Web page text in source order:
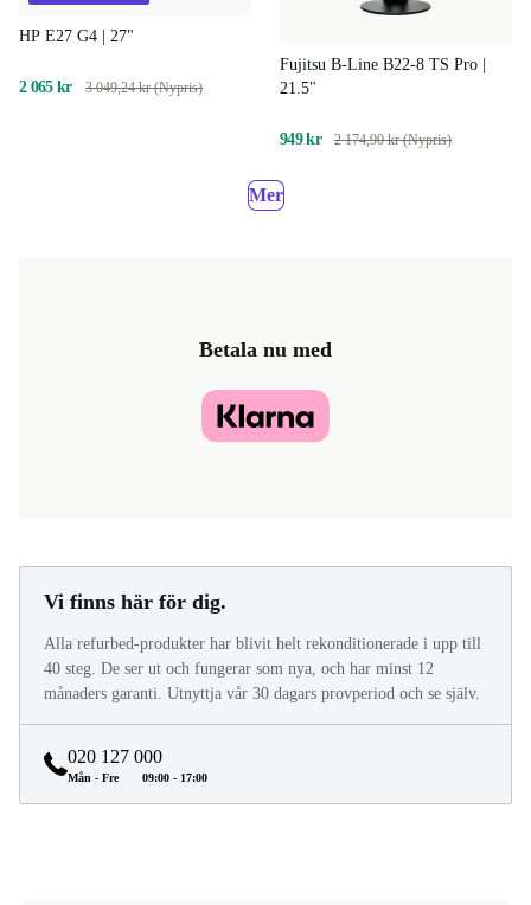
HP E27 G4 | 27"
2 065 kr 3 049,24 kr (Nypris)
Fujitsu B-Line B22-8 TS Pro |
21.5"
949 kr 2 174,90 kr (Nypris)
Mer
Betala nu med
Vi finns här för dig.
Alla refurbed-produkter har blivit helt rekonditionerade i upp till
40 steg. De ser ut och fungerar som nya, och har minst 12
månaders garanti. Utnyttja vår 30 dagars provperiod och se själv.
020 127 000
Mån - Fre 09:00 - 17:00